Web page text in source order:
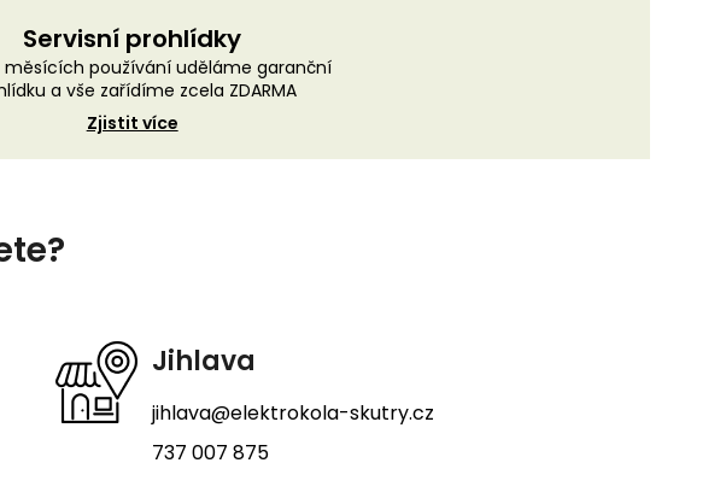
Servisní prohlídky
měsících používání uděláme garanční
a vše zařídíme zcela ZDARMA
Zjistit více
Jihlava
jihlava@elektrokola-skutry.cz
737 007 875